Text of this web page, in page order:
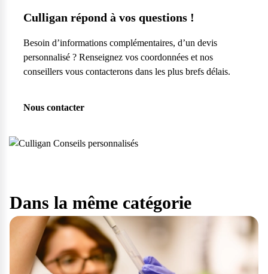
Culligan répond à vos questions !
Besoin d’informations complémentaires, d’un devis
personnalisé ? Renseignez vos coordonnées et nos
conseillers vous contacterons dans les plus brefs délais.
Nous contacter
Dans la même catégorie